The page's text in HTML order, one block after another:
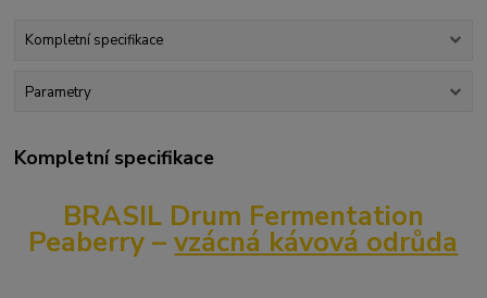
Kompletní specifikace
Parametry
Kompletní specifikace
BRASIL Drum Fermentation
Peaberry –vzácná kávová odrůda